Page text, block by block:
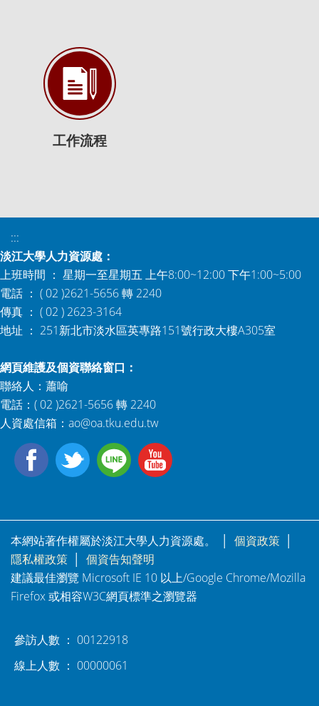
工作流程
:::
淡江大學人力資源處：
上班時間 ： 星期一至星期五 上午8:00~12:00 下午1:00~5:00
電話 ： ( 02 )2621-5656 轉 2240
傳真 ： ( 02 ) 2623-3164
地址 ： 251新北市淡水區英專路151號行政大樓A305室
網頁維護及個資聯絡窗口：
聯絡人：蕭喻
電話：( 02 )2621-5656 轉 2240
人資處信箱： ao@oa.tku.edu.tw
本網站著作權屬於淡江大學人力資源處。 │ 個資政策
隱私權政策
個資告知聲明
建議最佳瀏覽 Microsoft IE 10 以上/Google Chrome/Mozilla
Firefox 或相容W3C網頁標準之瀏覽器
參訪人數 ： 00122918
線上人數 ： 00000061